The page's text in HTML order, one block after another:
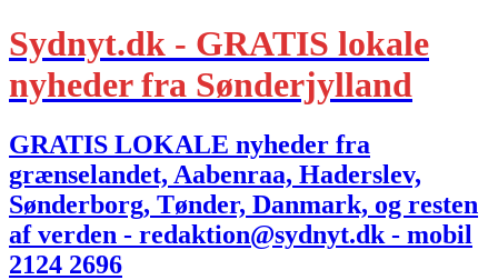
Sydnyt.dk - GRATIS lokale
nyheder fra Sønderjylland
GRATIS LOKALE nyheder fra
grænselandet, Aabenraa, Haderslev,
Sønderborg, Tønder, Danmark, og resten
af verden - redaktion@sydnyt.dk - mobil
2124 2696